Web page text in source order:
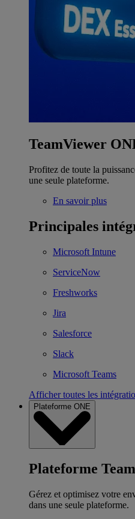
TeamViewer
Profitez de toute la
une seule plateforme.
En savoir plus
Principales
Microsoft Intune
ServiceNow
Freshworks
Jira
Salesforce
Slack
Microsoft Teams
Afficher toutes les
Plateforme ONE
Plateforme
Gérez et optimisez votre
dans une seule plateforme.